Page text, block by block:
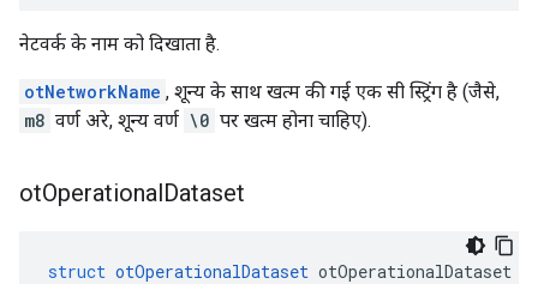
नेटवर्क के नाम को दिखाता है.
otNetworkName , शून्य के साथ खत्म की गई एक सी स्ट्रिंग है (जैसे,
m8 वर्ण अरे, शून्य वर्ण \0 पर खत्म होना चाहिए).
otOperationalDataset
struct otOperationalDataset otOperationalDataset